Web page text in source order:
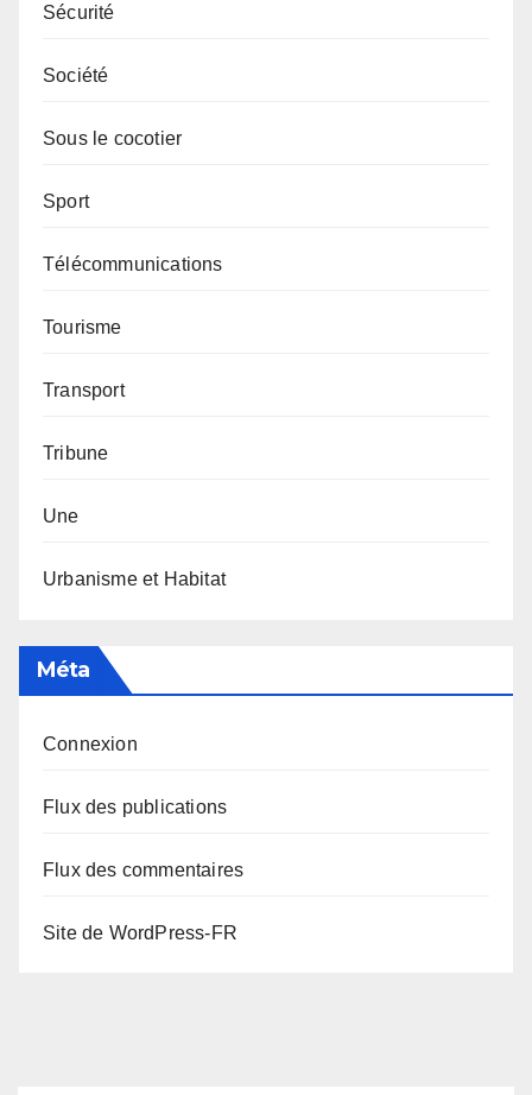
Sécurité
Société
Sous le cocotier
Sport
Télécommunications
Tourisme
Transport
Tribune
Une
Urbanisme et Habitat
Méta
Connexion
Flux des publications
Flux des commentaires
Site de WordPress-FR